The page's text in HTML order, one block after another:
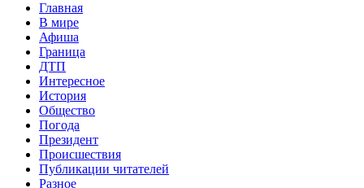
Главная
В мире
Афиша
Граница
ДТП
Интересное
История
Общество
Погода
Президент
Происшествия
Публикации читателей
Разное